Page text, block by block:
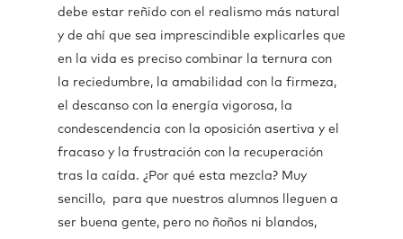
debe estar reñido con el realismo más natural
y de ahí que sea imprescindible explicarles que
en la vida es preciso combinar la ternura con
la reciedumbre, la amabilidad con la firmeza,
el descanso con la energía vigorosa, la
condescendencia con la oposición asertiva y el
fracaso y la frustración con la recuperación
tras la caída. ¿Por qué esta mezcla? Muy
sencillo, para que nuestros alumnos lleguen a
ser buena gente, pero no ñoños ni blandos,